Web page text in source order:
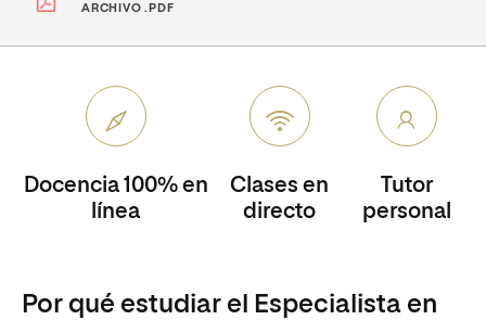
ARCHIVO .PDF
Docencia 100% en
línea
Clases en
directo
Tutor
personal
Por qué estudiar el Especialista en